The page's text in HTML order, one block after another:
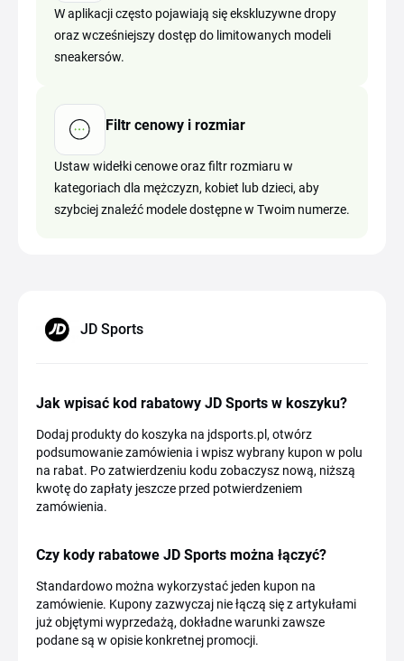
W aplikacji często pojawiają się ekskluzywne dropy
oraz wcześniejszy dostęp do limitowanych modeli
sneakersów.
Filtr cenowy i rozmiar
Ustaw widełki cenowe oraz filtr rozmiaru w
kategoriach dla mężczyzn, kobiet lub dzieci, aby
szybciej znaleźć modele dostępne w Twoim numerze.
JD Sports
Jak wpisać kod rabatowy JD Sports w koszyku?
Dodaj produkty do koszyka na jdsports.pl, otwórz
podsumowanie zamówienia i wpisz wybrany kupon w polu
na rabat. Po zatwierdzeniu kodu zobaczysz nową, niższą
kwotę do zapłaty jeszcze przed potwierdzeniem
zamówienia.
Czy kody rabatowe JD Sports można łączyć?
Standardowo można wykorzystać jeden kupon na
zamówienie. Kupony zazwyczaj nie łączą się z artykułami
już objętymi wyprzedażą, dokładne warunki zawsze
podane są w opisie konkretnej promocji.